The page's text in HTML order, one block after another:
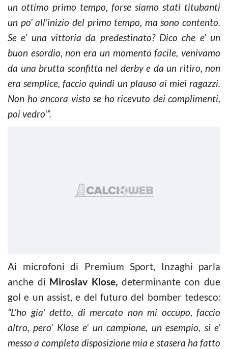
un ottimo primo tempo, forse siamo stati titubanti
un po’ all’inizio del primo tempo, ma sono contento.
Se e’ una vittoria da predestinato? Dico che e’ un
buon esordio, non era un momento facile, venivamo
da una brutta sconfitta nel derby e da un ritiro, non
era semplice, faccio quindi un plauso ai miei ragazzi.
Non ho ancora visto se ho ricevuto dei complimenti,
poi vedro'”.
Ai microfoni di Premium Sport, Inzaghi parla
anche di Miroslav Klose, determinante con due
gol e un assist, e del futuro del bomber tedesco:
“L’ho gia’ detto, di mercato non mi occupo, faccio
altro, pero’ Klose e’ un campione, un esempio, si e’
messo a completa disposizione mia e stasera ha fatto